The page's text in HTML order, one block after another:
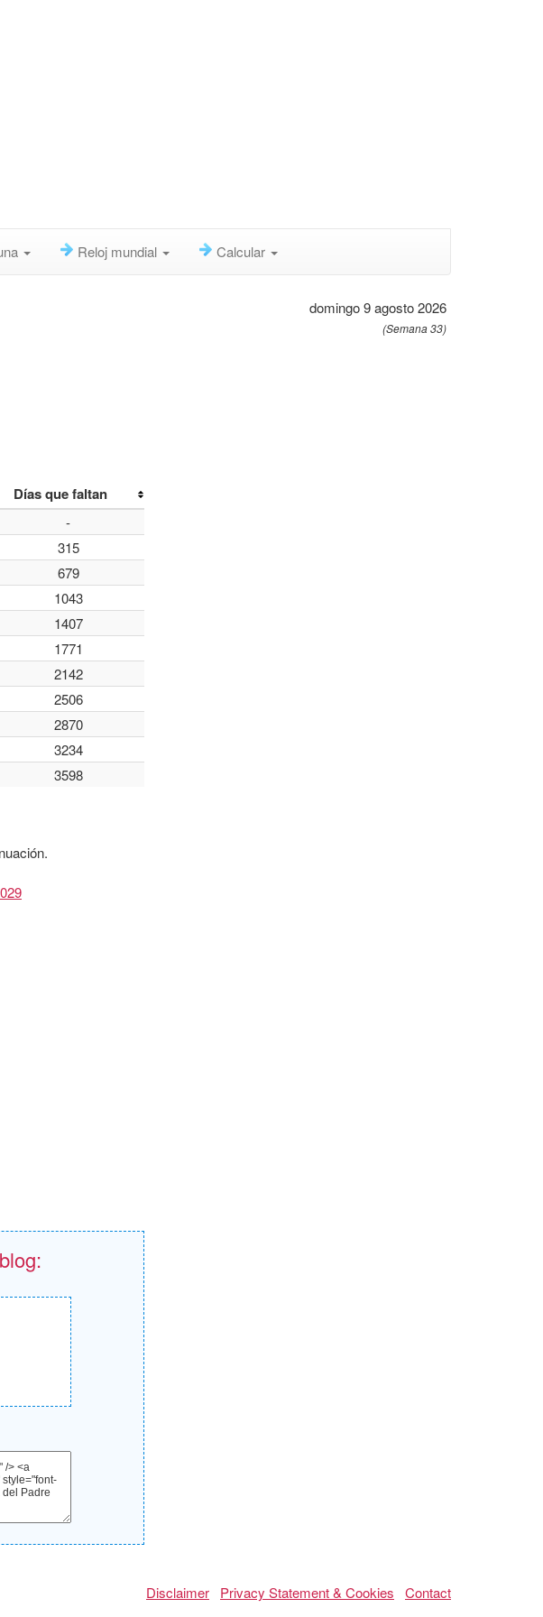
Reloj mundial Calcular
domingo 9 agosto 2026
(Semana 33)
Días que faltan
-
315
679
1043
1407
1771
2142
2506
2870
3234
3598
Disclaimer Privacy Statement & Cookies Contact